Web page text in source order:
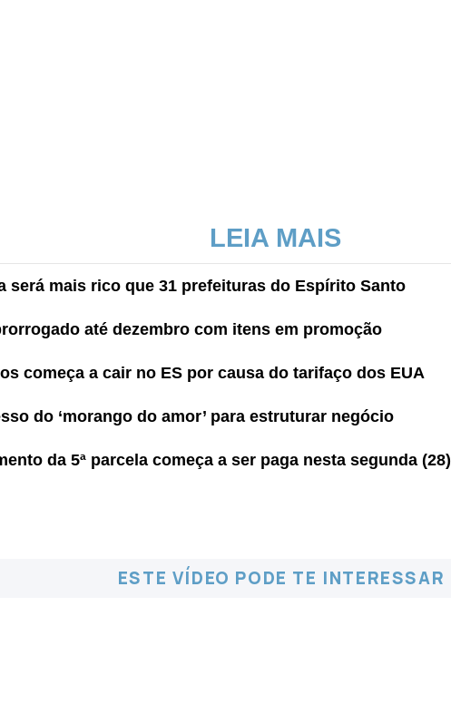
LEIA MAIS
será mais rico que 31 prefeituras do Espírito Santo
até dezembro com itens em promoção
começa a cair no ES por causa do tarifaço dos EUA
do ‘morango do amor’ para estruturar negócio
da 5ª parcela começa a ser paga nesta segunda (28)
ESTE VÍDEO PODE TE INTERESSAR